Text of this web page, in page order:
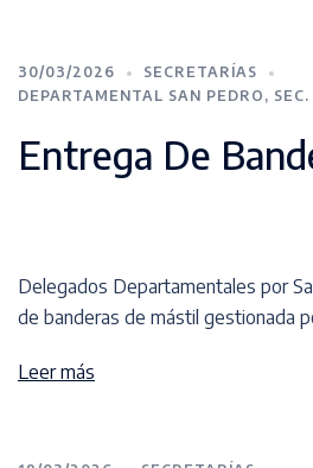
30/03/2026
SECRETARÍAS
DEPARTAMENTAL SAN PEDRO ,
Entrega De
Delegados Departamentales por
de banderas de mástil gestionada
Leer más